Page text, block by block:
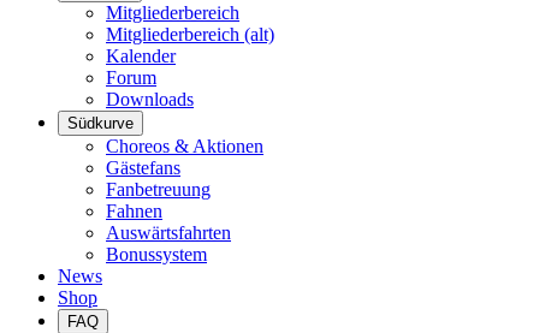
Mitgliederbereich
Mitgliederbereich (alt)
Kalender
Forum
Downloads
Südkurve
Choreos & Aktionen
Gästefans
Fanbetreuung
Fahnen
Auswärtsfahrten
Bonussystem
News
Shop
FAQ